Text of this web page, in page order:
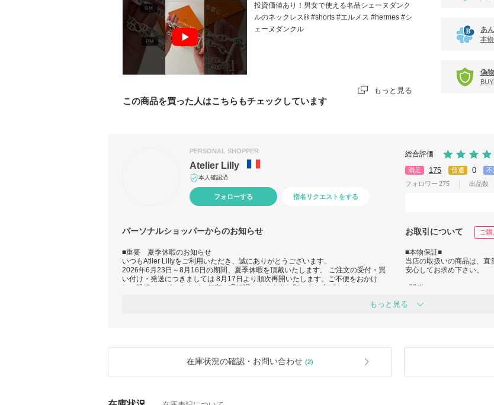
投資価値あり！男女で使える名品シェーヌダンク
ルのネックレス⛓️ #shorts #エルメス #hermes #シ
ェーヌダンクル
もっと見る
この商品を買った人はこちらもチェックしています
あ
本
偽
PERSONAL SHOPPER
Atelier Lilly
本人確認済
フォローする 指名リクエストをする
総合評価
満足 175 普通 0 不
フォロワー 275 出品数
パーソナルショッパーからのお知らせ お取引について ご
■重要 夏季休暇のお知らせ
いつもAtlier Lillyをご利用いただき、誠にありがとうございます。
2026年6月23日～8月16日の期間、夏季休暇を頂戴いたします。 ご注文の受付・買
い付け・発送につきましては 8月17日より順次再開いたします。ご不便をおかけ
し、恐縮でございますが、何卒ご理解賜りますようお願い申し上げます。
■本物保証■
当店の取扱いの商品は、直
安心してお求め下さい。
■関税■
とをご了承下さい。
による返品・返金はお受
くか、ショップ等でご確
■買付地■
もっと見る
在庫状況の確認・お問い合わせ (2)